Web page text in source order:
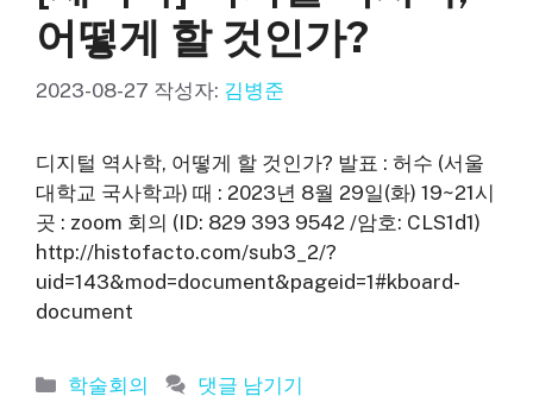
어떻게 할 것인가?
2023-08-27 작성자: 김병준
디지털 역사학, 어떻게 할 것인가? 발표 : 허수 (서울
대학교 국사학과) 때 : 2023년 8월 29일(화) 19~21시
곳 : zoom 회의 (ID: 829 393 9542 /암호: CLS1d1)
http://histofacto.com/sub3_2/?
uid=143&mod=document&pageid=1#kboard-
document
카
학술회의 댓글 남기기